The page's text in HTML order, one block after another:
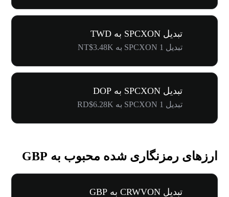
تبدیل SPCXON به TWD
تبدیل 1 SPCXON به NT$3.48K
تبدیل SPCXON به DOP
تبدیل 1 SPCXON به RD$6.28K
ارزهای رمزنگاری شده محبوب به GBP
تبدیل CRWVON به GBP